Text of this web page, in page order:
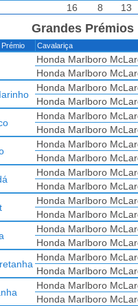
16 8 13
Grandes Prémios
Cavalariça
Honda Marlboro
Honda Marlboro
Honda Marlboro
Honda Marlboro
Honda Marlboro
Honda Marlboro
Honda Marlboro
Honda Marlboro
Honda Marlboro
Honda Marlboro
Honda Marlboro
Honda Marlboro
Honda Marlboro
Honda Marlboro
Honda Marlboro
Honda Marlboro
Honda Marlboro
Honda Marlboro